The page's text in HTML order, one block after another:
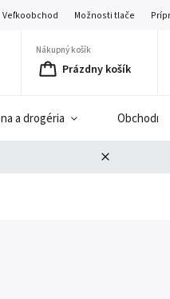
Veľkoobchod Možnosti tlače
Nákupný košík
Prázdny košík
a drogéria